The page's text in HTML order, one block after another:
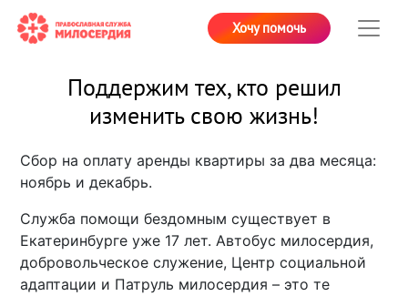
Хочу помочь
Поддержим тех, кто решил
изменить свою жизнь!
Сбор на оплату аренды квартиры за два месяца:
ноябрь и декабрь.
Служба помощи бездомным существует в
Екатеринбурге уже 17 лет. Автобус милосердия,
добровольческое служение, Центр социальной
адаптации и Патруль милосердия – это те